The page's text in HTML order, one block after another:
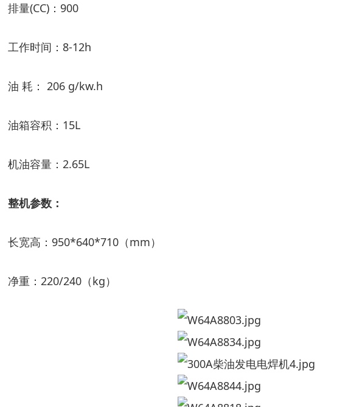
排量(CC) ： 900
工作时间： 8-12h
油 耗： 206 g/kw.h
油箱容积： 15L
机油容量： 2.65L
整机参数：
长宽高： 950*640*710 （mm）
净重： 220/240 （kg）